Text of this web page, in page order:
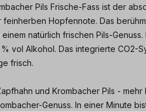
Pils Frische-Fass ist der
Hopfennote. Das
natürlich frischen Pils-
vol Alkohol. Das integrierte CO2-
frisch.
und Krombacher Pils -
Genuss. In einer Minute